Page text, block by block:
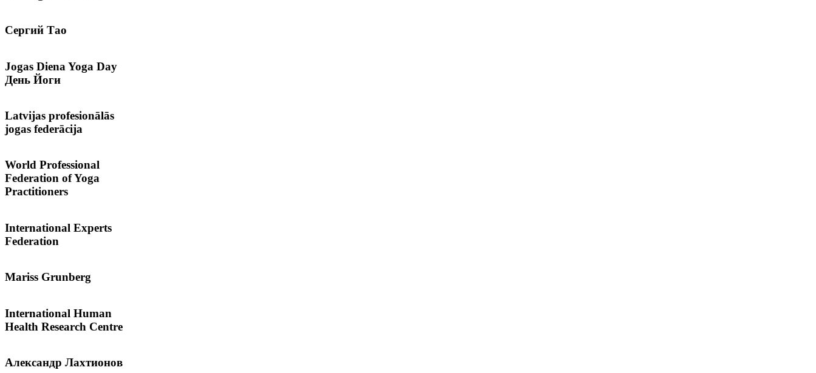
Сергий Тао
Jogas Diena Yoga Day
День Йоги
Latvijas profesionālās
jogas federācija
World Professional
Federation of Yoga
Practitioners
International Experts
Federation
Mariss Grunberg
International Human
Health Research Centre
Александр Лахтионов